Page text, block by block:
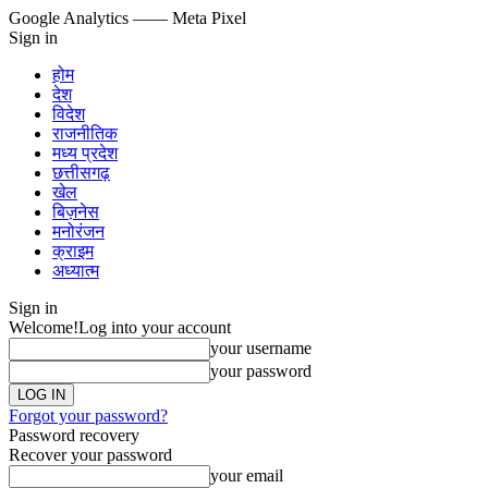
Google Analytics —— Meta Pixel
Sign in
होम
देश
विदेश
राजनीतिक
मध्य प्रदेश
छत्तीसगढ़
खेल
बिज़नेस
मनोरंजन
क्राइम
अध्यात्म
Sign in
Welcome!Log into your account
your username
your password
Forgot your password?
Password recovery
Recover your password
your email